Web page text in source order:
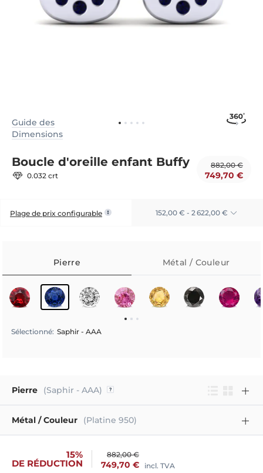
Guide des
Dimensions
Boucle d'oreille enfant Buffy
0.032 crt
882,00 €
749,70 €
Plage de prix configurable 152,00 € - 2 622,00 €
Pierre Métal / Couleur
Sélectionné: Saphir - AAA
Pierre (Saphir - AAA)
Métal / Couleur (Platine 950)
15%
DE RÉDUCTION
882,00 €
749,70 €
incl. TVA